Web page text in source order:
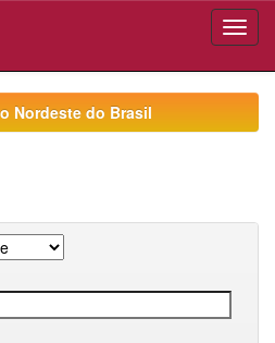
Nordeste do Brasil